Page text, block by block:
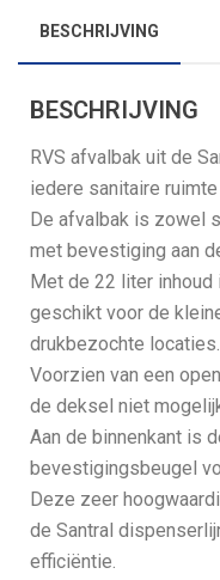
BESCHRIJVING
BESCHRIJVING
RVS afvalbak uit de
iedere sanitaire
De afvalbak is zowel
met bevestiging aan
Met de 22 liter
geschikt voor de
drukbezochte locaties.
Voorzien van een
de deksel niet
Aan de binnenkant is
bevestigingsbeugel
Deze zeer
de Santral
efficiëntie.